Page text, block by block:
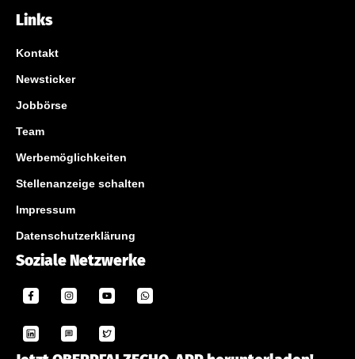
Links
Kontakt
Newsticker
Jobbörse
Team
Werbemöglichkeiten
Stellenanzeige schalten
Impressum
Datenschutzerklärung
Soziale Netzwerke